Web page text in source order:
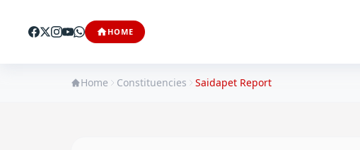
HOME
Home Constituencies Saidapet Report